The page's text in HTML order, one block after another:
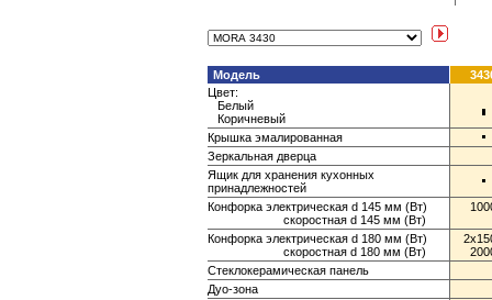
Модель
Цвет:
Белый
Коричневый
Крышка эмалированная
Зеркальная дверца
Ящик для хранения кухонных
принадлежностей
Конфорка электрическая d 145 мм (Вт)
скоростная d 145 мм (Вт)
Конфорка электрическая d 180 мм (Вт)
скоростная d 180 мм (Вт)
Стеклокерамическая панель
Дуо-зона